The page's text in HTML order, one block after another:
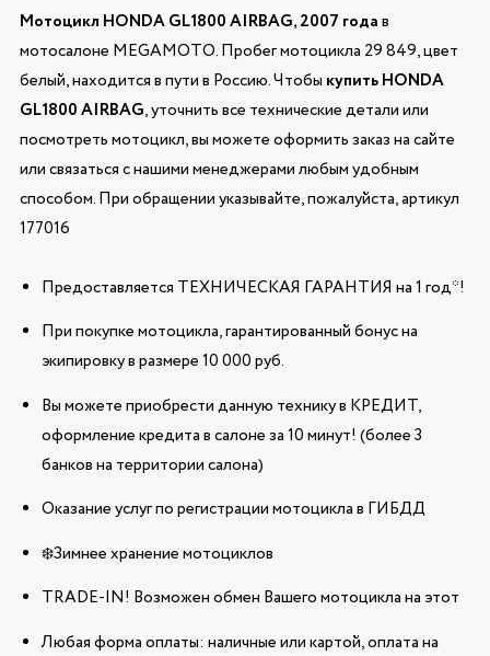
Мотоцикл HONDA GL1800 AIRBAG, 2007 годав
мотосалоне MEGAMOTO. Пробег мотоцикла 29 849, цвет
белый, находится в пути в Россию. Чтобы купить HONDA
GL1800 AIRBAG, уточнить все технические детали или
посмотреть мотоцикл, вы можете оформить заказ на сайте
или связаться с нашими менеджерами любым удобным
способом. При обращении указывайте, пожалуйста, артикул
177016
Предоставляется ТЕХНИЧЕСКАЯ ГАРАНТИЯ на 1 год*!
При покупке мотоцикла, гарантированный бонус на
экипировку в размере 10 000 руб.
Вы можете приобрести данную технику в КРЕДИТ,
оформление кредита в салоне за 10 минут! (более 3
банков на территории салона)
Оказание услуг по регистрации мотоцикла в ГИБДД
❄️Зимнее хранение мотоциклов
TRADE-IN! Возможен обмен Вашего мотоцикла на этот
Любая форма оплаты: наличные или картой, оплата на